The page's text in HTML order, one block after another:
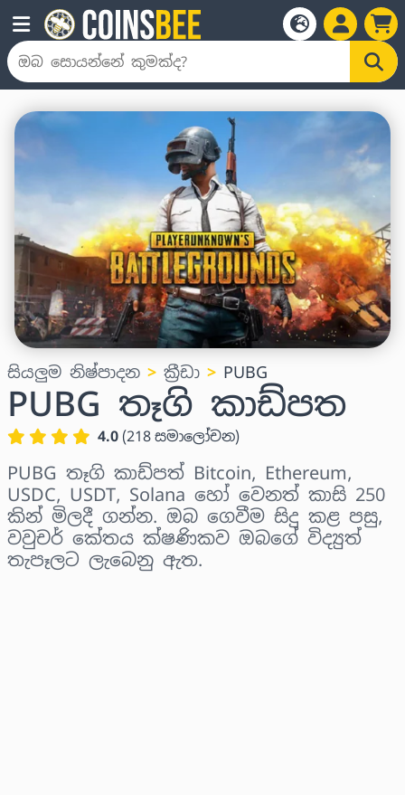
සියලුම නිෂ්පාදන ක්‍රීඩා PUBG
PUBG තෑගි කාඩ්පත
4.0 (218සමාලෝචන)
PUBG තෑගි කාඩ්පත් Bitcoin, Ethereum,
USDC, USDT, Solana හෝ වෙනත් කාසි 250
කින් මිලදී ගන්න. ඔබ ගෙවීම සිදු කළ පසු,
වවුචර් කේතය ක්ෂණිකව ඔබගේ විද්‍යුත්
තැපෑලට ලැබෙනු ඇත.